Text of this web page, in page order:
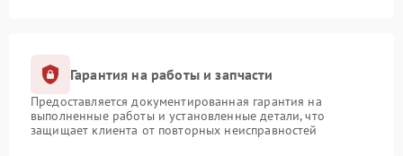
Гарантия на работы и запчасти
Предоставляется документированная гарантия на
выполненные работы и установленные детали, что
защищает клиента от повторных неисправностей